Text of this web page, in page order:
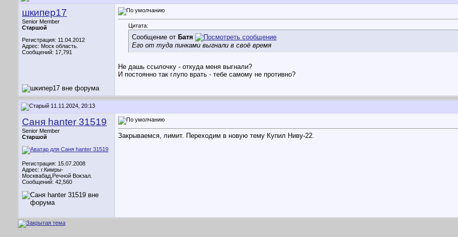
шкипер17
Senior Member
Старшой
Регистрация: 11.04.2012
Адрес: Моск область.
Сообщений: 17,791
Цитата:
Сообщение от Батя
Его от туда пинками выгнали в своё время
Не дашь ссылочку - откуда меня выгнали?
И постоянно так глупо врать - тебе самому не противно?
11.11.2024, 20:13
Саня hanter 31519
Senior Member
Старшой
Регистрация: 15.07.2008
Адрес: г.Кимры-
Москвабад,Речной Вокзал.
Сообщений: 42,560
Закрываемся, лимит. Переходим в новую тему Купил Ниву-22.